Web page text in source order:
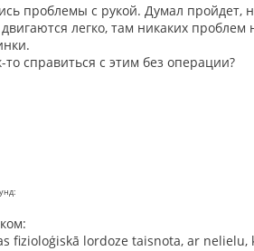
проблемы с рукой. Думал
легко, там никаких
справиться с этим без операции?
fizioloģiskā lordoze taisnota, ar